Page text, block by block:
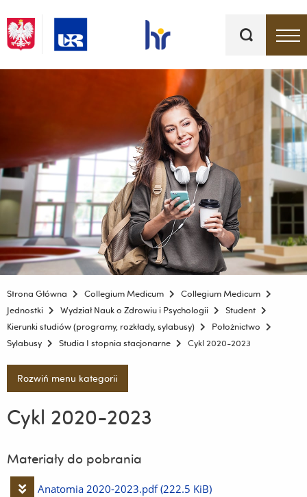
kluczowe
Strona Główna Collegium Medicum
Collegium Medicum
Jednostki
Wydział Nauk o Zdrowiu i Psychologii
Student
Kierunki studiów (programy, rozkłady, sylabusy)
Położnictwo
Sylabusy
Studia I stopnia stacjonarne Cykl 2020-2023
Rozwiń menu kategorii
Cykl 2020-2023
Materiały do pobrania
Pobierz
Anatomia 2020-2023.pdf (222.5 KiB)